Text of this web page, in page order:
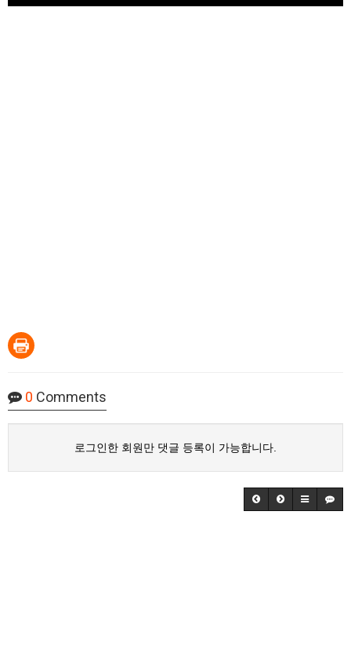
0 Comments
로그인한 회원만 댓글 등록이 가능합니다.